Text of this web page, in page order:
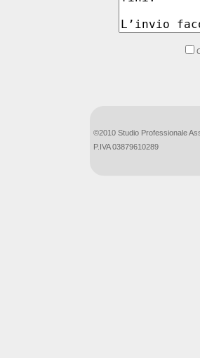
©2010 Studio Professionale
P.IVA 03879610289